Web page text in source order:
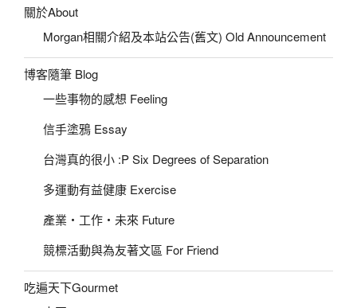
關於About
Morgan相關介紹及本站公告(舊文) Old Announcement
博客隨筆 Blog
一些事物的感想 Feeling
信手塗鴉 Essay
台灣真的很小 :P Six Degrees of Separation
多運動有益健康 Exercise
產業‧工作‧未來 Future
競標活動與為友著文區 For Friend
吃遍天下Gourmet